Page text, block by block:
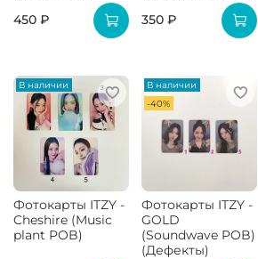
450 ₽
350 ₽
В наличии
Фотокарты ITZY -
Cheshire (Music
plant POB)
В наличии
-40%
Фотокарты ITZY -
GOLD
(Soundwave POB)
(Дефекты)